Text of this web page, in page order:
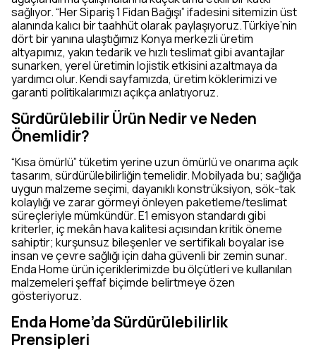
sağlıyor. “Her Sipariş 1 Fidan Bağışı” ifadesini sitemizin üst
alanında kalıcı bir taahhüt olarak paylaşıyoruz.Türkiye’nin
dört bir yanına ulaştığımız Konya merkezli üretim
altyapımız, yakın tedarik ve hızlı teslimat gibi avantajlar
sunarken, yerel üretimin lojistik etkisini azaltmaya da
yardımcı olur. Kendi sayfamızda, üretim köklerimizi ve
garanti politikalarımızı açıkça anlatıyoruz.
Sürdürülebilir Ürün Nedir ve Neden
Önemlidir?
“Kısa ömürlü” tüketim yerine uzun ömürlü ve onarıma açık
tasarım, sürdürülebilirliğin temelidir. Mobilyada bu; sağlığa
uygun malzeme seçimi, dayanıklı konstrüksiyon, sök-tak
kolaylığı ve zarar görmeyi önleyen paketleme/teslimat
süreçleriyle mümkündür. E1 emisyon standardı gibi
kriterler, iç mekân hava kalitesi açısından kritik öneme
sahiptir; kurşunsuz bileşenler ve sertifikalı boyalar ise
insan ve çevre sağlığı için daha güvenli bir zemin sunar.
Enda Home ürün içeriklerimizde bu ölçütleri ve kullanılan
malzemeleri şeffaf biçimde belirtmeye özen
gösteriyoruz.
Enda Home’da Sürdürülebilirlik
Prensipleri